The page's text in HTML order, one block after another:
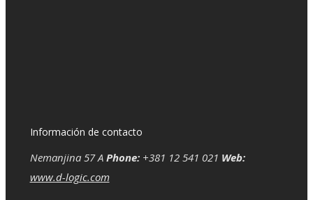
Información de contacto
Nemanjina 57 A Phone:+381 12 541 021 Web:
www.d-logic.com